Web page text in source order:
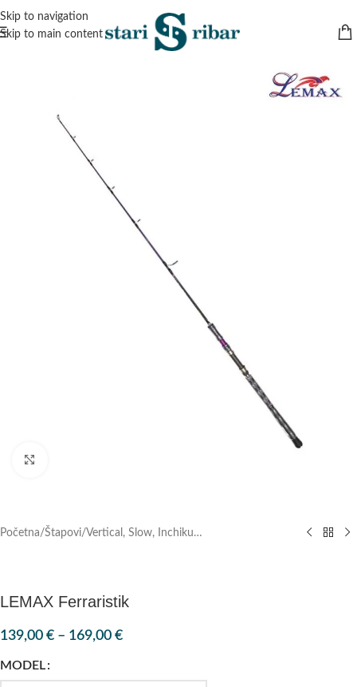
Skip to navigation
Skip to main content
Početna/Štapovi/Vertical, Slow, Inchiku…
LEMAX Ferraristik
139,00 € – 169,00 €
MODEL